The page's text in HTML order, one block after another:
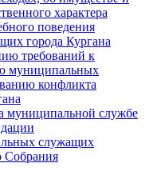
характера
поведения
города Кургана
требований к
муниципальных
конфликта
муниципальной службе
служащих
Cобрания